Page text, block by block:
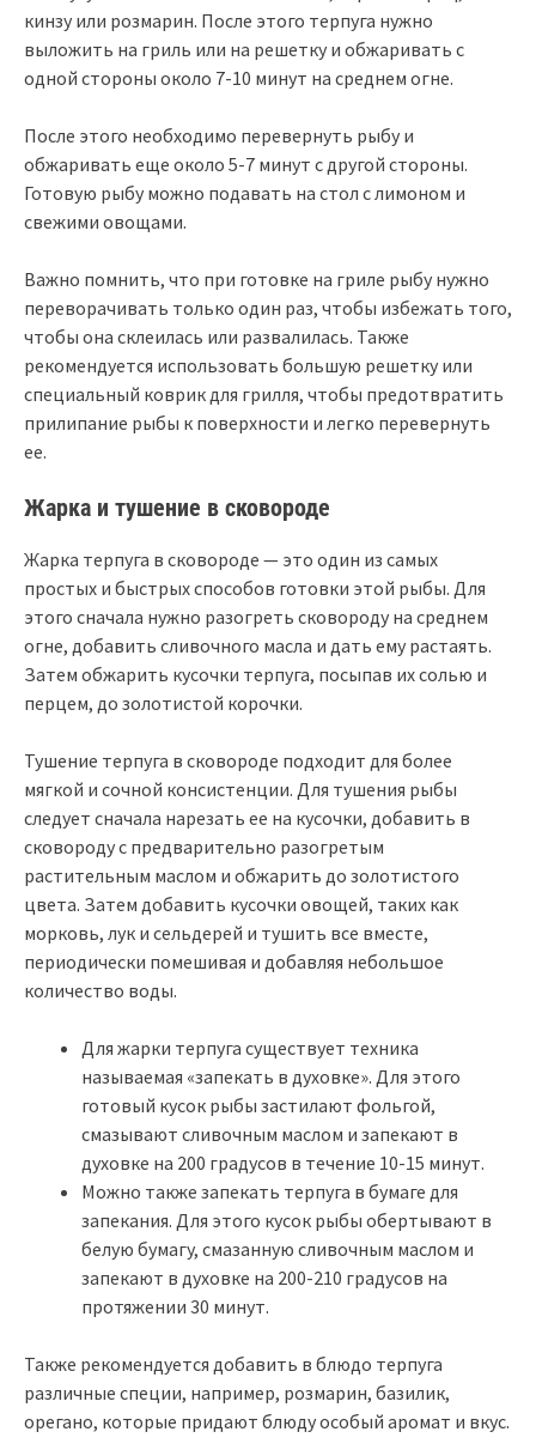
кинзу или розмарин. После этого терпуга нужно
выложить на гриль или на решетку и обжаривать с
одной стороны около 7-10 минут на среднем огне.
После этого необходимо перевернуть рыбу и
обжаривать еще около 5-7 минут с другой стороны.
Готовую рыбу можно подавать на стол с лимоном и
свежими овощами.
Важно помнить, что при готовке на гриле рыбу нужно
переворачивать только один раз, чтобы избежать того,
чтобы она склеилась или развалилась. Также
рекомендуется использовать большую решетку или
специальный коврик для грилля, чтобы предотвратить
прилипание рыбы к поверхности и легко перевернуть
ее.
Жарка и тушение в сковороде
Жарка терпуга в сковороде — это один из самых
простых и быстрых способов готовки этой рыбы. Для
этого сначала нужно разогреть сковороду на среднем
огне, добавить сливочного масла и дать ему растаять.
Затем обжарить кусочки терпуга, посыпав их солью и
перцем, до золотистой корочки.
Тушение терпуга в сковороде подходит для более
мягкой и сочной консистенции. Для тушения рыбы
следует сначала нарезать ее на кусочки, добавить в
сковороду с предварительно разогретым
растительным маслом и обжарить до золотистого
цвета. Затем добавить кусочки овощей, таких как
морковь, лук и сельдерей и тушить все вместе,
периодически помешивая и добавляя небольшое
количество воды.
Для жарки терпуга существует техника
называемая «запекать в духовке». Для этого
готовый кусок рыбы застилают фольгой,
смазывают сливочным маслом и запекают в
духовке на 200 градусов в течение 10-15 минут.
Можно также запекать терпуга в бумаге для
запекания. Для этого кусок рыбы обертывают в
белую бумагу, смазанную сливочным маслом и
запекают в духовке на 200-210 градусов на
протяжении 30 минут.
Также рекомендуется добавить в блюдо терпуга
различные специи, например, розмарин, базилик,
орегано, которые придают блюду особый аромат и вкус.